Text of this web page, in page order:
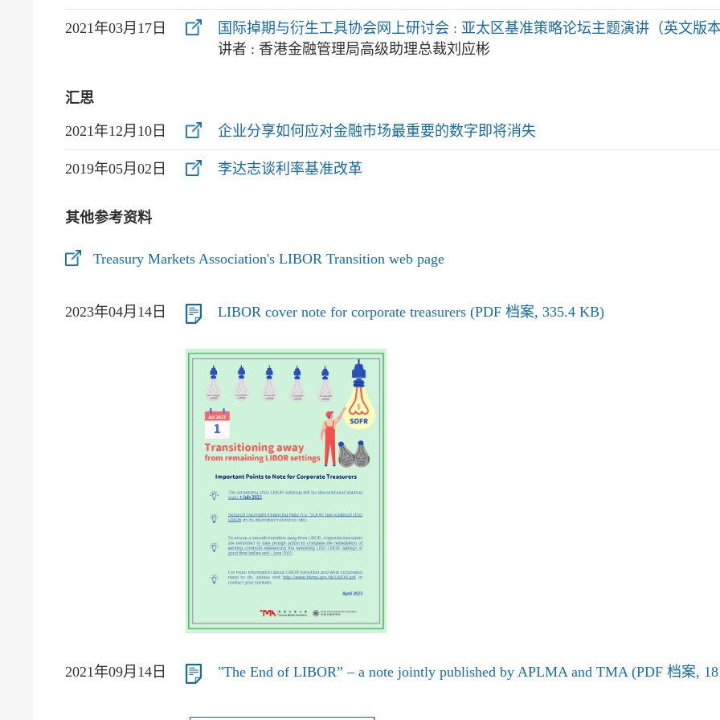
2021年03月17日
国际掉期与衍生工具协会网上研讨会 : 亚太区基准策略论坛主题演讲（英文版
讲者 : 香港金融管理局高级助理总裁刘应彬
汇思
2021年12月10日 企业分享如何应对金融市场最重要的数字即将消失
2019年05月02日 李达志谈利率基准改革
​其他参考资料
Treasury Markets Association's LIBOR Transition web page
2023年04月14日 LIBOR cover note for corporate treasurers (PDF 档案, 335.4 KB)
2021年09月14日 "The End of LIBOR” – a note jointly published by APLMA and TMA (PDF 档案,